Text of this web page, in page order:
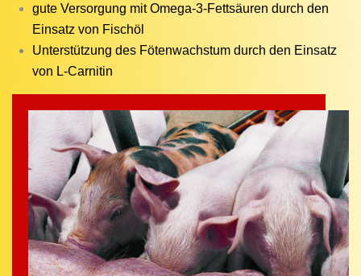
gute Versorgung mit Omega-3-Fettsäuren durch den
Einsatz von Fischöl
Unterstützung des Fötenwachstum durch den Einsatz
von L-Carnitin